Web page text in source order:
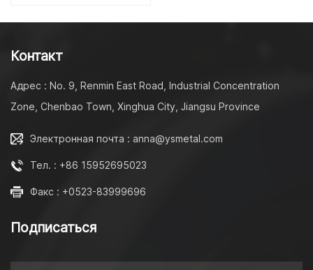
Контакт
Адрес : No. 9, Renmin East Road, Industrial Concentration
Zone, Chenbao Town, Xinghua City, Jiangsu Province
Электронная почта : anna@ysmetal.com
Тел. : +86 15952695023
Факс : +0523-83999696
Подписаться